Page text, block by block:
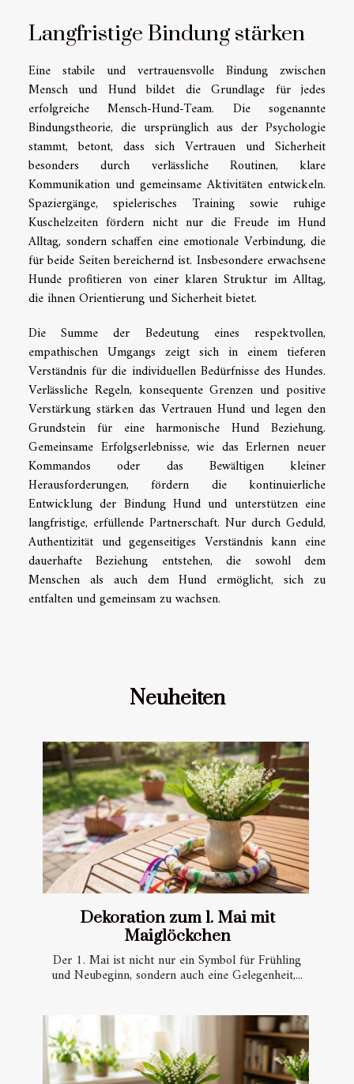
Langfristige Bindung stärken
Eine stabile und vertrauensvolle Bindung zwischen
Mensch und Hund bildet die Grundlage für jedes
erfolgreiche Mensch-Hund-Team. Die sogenannte
Bindungstheorie, die ursprünglich aus der Psychologie
stammt, betont, dass sich Vertrauen und Sicherheit
besonders durch verlässliche Routinen, klare
Kommunikation und gemeinsame Aktivitäten entwickeln.
Spaziergänge, spielerisches Training sowie ruhige
Kuschelzeiten fördern nicht nur die Freude im Hund
Alltag, sondern schaffen eine emotionale Verbindung, die
für beide Seiten bereichernd ist. Insbesondere erwachsene
Hunde profitieren von einer klaren Struktur im Alltag,
die ihnen Orientierung und Sicherheit bietet.
Die Summe der Bedeutung eines respektvollen,
empathischen Umgangs zeigt sich in einem tieferen
Verständnis für die individuellen Bedürfnisse des Hundes.
Verlässliche Regeln, konsequente Grenzen und positive
Verstärkung stärken das Vertrauen Hund und legen den
Grundstein für eine harmonische Hund Beziehung.
Gemeinsame Erfolgserlebnisse, wie das Erlernen neuer
Kommandos oder das Bewältigen kleiner
Herausforderungen, fördern die kontinuierliche
Entwicklung der Bindung Hund und unterstützen eine
langfristige, erfüllende Partnerschaft. Nur durch Geduld,
Authentizität und gegenseitiges Verständnis kann eine
dauerhafte Beziehung entstehen, die sowohl dem
Menschen als auch dem Hund ermöglicht, sich zu
entfalten und gemeinsam zu wachsen.
Neuheiten
Dekoration zum 1. Mai mit
Maiglöckchen
Der 1. Mai ist nicht nur ein Symbol für Frühling
und Neubeginn, sondern auch eine Gelegenheit,...